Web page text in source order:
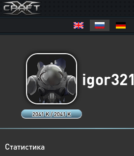
2041 K / 2041 K
igor321
Статистика